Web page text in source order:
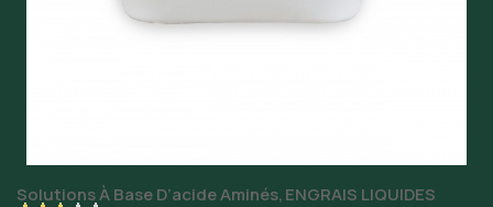
Solutions À Base D’acide AminésENGRAIS LIQUIDES